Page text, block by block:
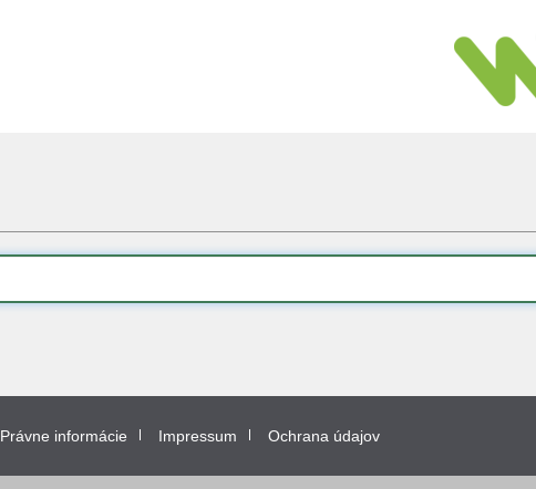
Právne informácie Impressum Ochrana údajov